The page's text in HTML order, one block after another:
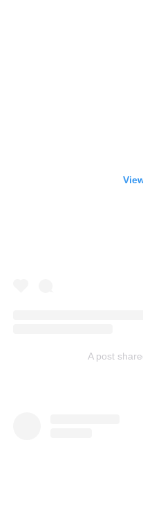
A post